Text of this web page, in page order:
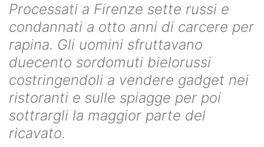
Processati a Firenze sette russi e
condannati a otto anni di carcere per
rapina. Gli uomini sfruttavano
duecento sordomuti bielorussi
costringendoli a vendere gadget nei
ristoranti e sulle spiagge per poi
sottrargli la maggior parte del
ricavato.